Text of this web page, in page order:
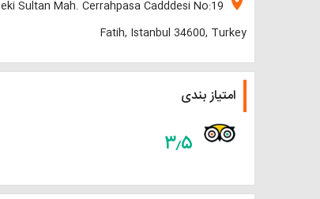
Sultan Mah. Cerrahpasa Cadddesi No:19
Fatih, Istanbul 34600, Turkey
امتیاز بندی
۳٫۵